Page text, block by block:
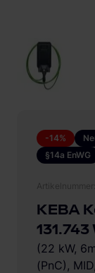
-14%
§14a EnWG
KEBA
(22 kW,
(PnC),